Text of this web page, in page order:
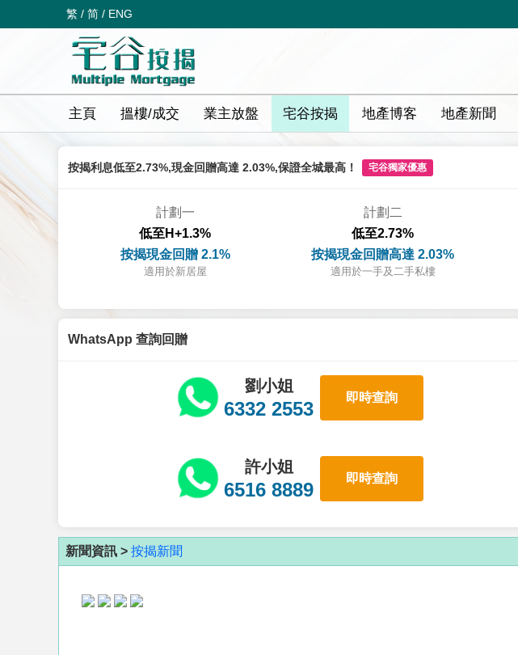
繁 / 简 / ENG
主頁 搵樓/成交 業主放盤 宅谷按揭 地產博客 地產新聞
按揭利息低至2.73%,現金回贈高達 2.03%,保證全城最高！ 宅谷獨家優惠
計劃一
低至H+1.3%
按揭現金回贈 2.1%
適用於新居屋
計劃二
低至2.73%
按揭現金回贈高達 2.03%
適用於一手及二手私樓
WhatsApp 查詢回贈
劉小姐
6332 2553
即時查詢
許小姐
6516 8889
即時查詢
新聞資訊 > 按揭新聞